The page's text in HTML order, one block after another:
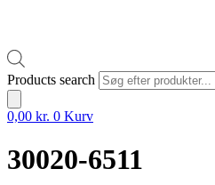
Products search
0,00 kr. 0 Kurv
30020-6511